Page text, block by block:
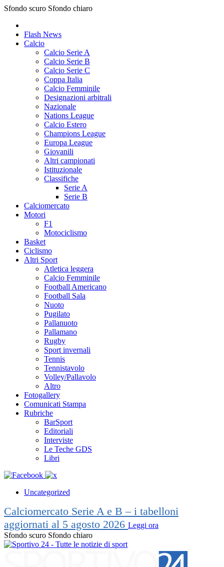
Sfondo scuro Sfondo chiaro
Flash News
Calcio
Calcio Serie A
Calcio Serie B
Calcio Serie C
Coppa Italia
Calcio Femminile
Designazioni arbitrali
Nazionale
Nations League
Calcio Estero
Champions League
Europa League
Giovanili
Altri campionati
Istituzionale
Classifiche
Serie A
Serie B
Calciomercato
Motori
F1
Motociclismo
Basket
Ciclismo
Altri Sport
Atletica leggera
Calcio Femminile
Football Americano
Football Sala
Nuoto
Pugilato
Pallanuoto
Pallamano
Rugby
Sport invernali
Tennis
Tennistavolo
Volley/Pallavolo
Altro
Fotogallery
Comunicati Stampa
Rubriche
BarSport
Editoriali
Interviste
Le Teche GDS
Libri
Uncategorized
Calciomercato Serie A e B – i tabelloni
aggiornati al 5 agosto 2026 Leggi ora
Sfondo scuro Sfondo chiaro